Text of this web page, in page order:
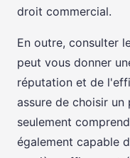
droit commercial.
En outre, consulter
peut vous donner
réputation et de
assure de choisir
seulement
également capable